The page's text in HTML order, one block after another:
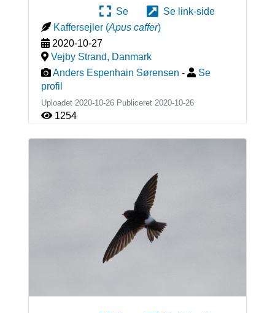
Se
Se link-side
Kaffersejler (Apus caffer)
2020-10-27
Vejby Strand, Danmark
Anders Espenhain Sørensen -
Se
profil
Uploadet 2020-10-26 Publiceret 2020-10-26
1254